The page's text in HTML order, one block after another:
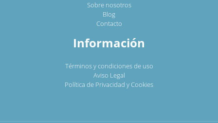
Sobre nosotros
Blog
Contacto
Información
Términos y condiciones de uso
Aviso Legal
Política de Privacidad y Cookies